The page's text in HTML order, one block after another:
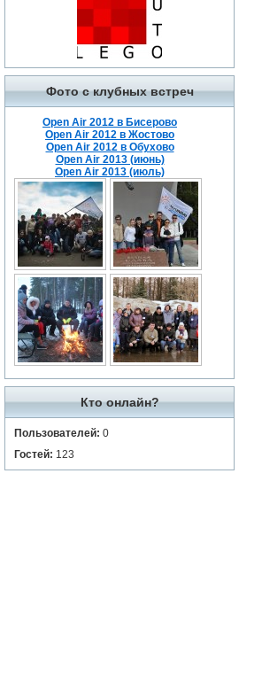
Фото с клубных встреч
Open Air 2012 в Бисерово
Open Air 2012 в Жостово
Open Air 2012 в Обухово
Open Air 2013 (июнь)
Open Air 2013 (июль)
Кто онлайн?
Пользователей: 0
Гостей: 123